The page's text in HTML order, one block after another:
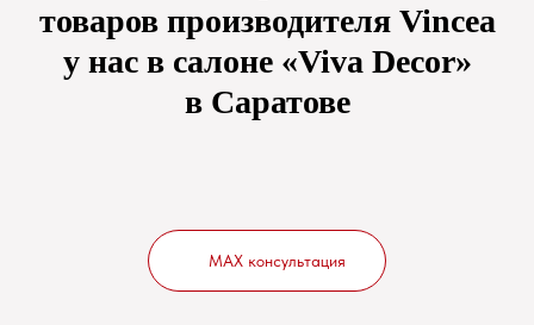
товаров производителя Vincea
у нас в салоне «Viva Decor»
в Саратове
MAX консультация